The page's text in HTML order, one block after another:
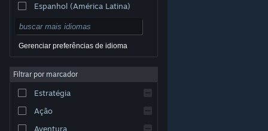
© Valve Corporation. Todos os direitos reservados.
respectivos donos nos EUA e em outros países.
Acessibilidade
Reembolsos|Cookies
Espanhol (América Latina)
Gerenciar preferências de idioma
Filtrar por marcador
Estratégia
Ação
Aventura